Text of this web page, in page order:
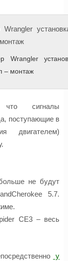
Wrangler
– монтаж
что сигналы
поступающие в
двигателем)
не будут
5.7.
CE3 – весь
у